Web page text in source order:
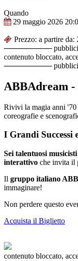
Quando
29 maggio 2026
Prezzo: a partire da:
─────────
contenuto bloccato,
─────────
ABBAdream
Rivivi la magia anni '70
coreografie e
I Grandi Successi
Sei talentuosi
interattivo che invita il
Il gruppo italiano
immaginare!
Non perdere questo
Acquista il Biglietto
contenuto bloccato,